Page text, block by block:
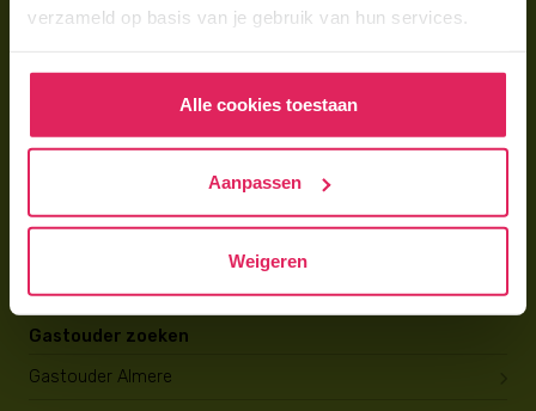
verzameld op basis van je gebruik van hun services.
Alle cookies toestaan
Aanpassen
Weigeren
Hoe vind ik gastkinderen?
Wat verdient een gastouder?
Gastouder zoeken
Gastouder Almere